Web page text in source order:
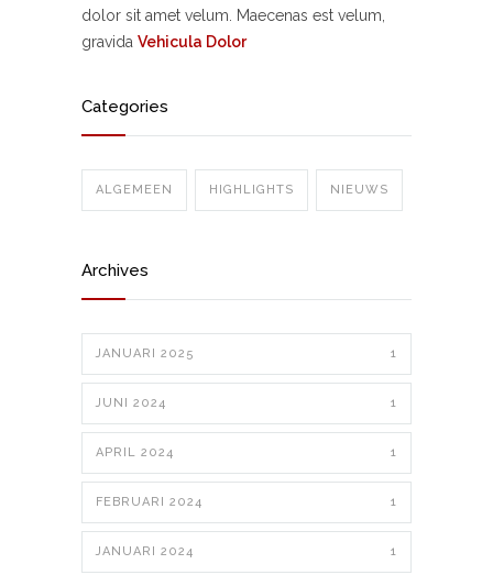
dolor sit amet velum. Maecenas est velum,
gravida Vehicula Dolor
Categories
ALGEMEEN HIGHLIGHTS NIEUWS
Archives
JANUARI 2025 1
JUNI 2024 1
APRIL 2024 1
FEBRUARI 2024 1
JANUARI 2024 1